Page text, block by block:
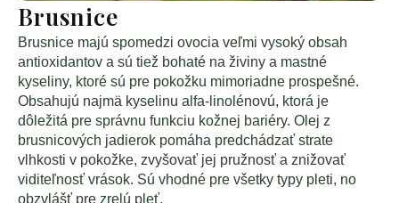
Brusnice
Brusnice majú spomedzi ovocia veľmi vysoký obsah
antioxidantov a sú tiež bohaté na živiny a mastné
kyseliny, ktoré sú pre pokožku mimoriadne prospešné.
Obsahujú najmä kyselinu alfa-linolénovú, ktorá je
dôležitá pre správnu funkciu kožnej bariéry. Olej z
brusnicových jadierok pomáha predchádzať strate
vlhkosti v pokožke, zvyšovať jej pružnosť a znižovať
viditeľnosť vrások. Sú vhodné pre všetky typy pleti, no
obzvlášť pre zrelú pleť.